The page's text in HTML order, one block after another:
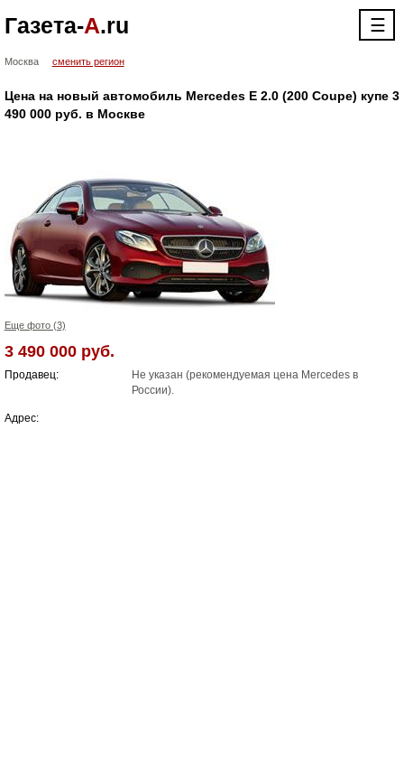
Газета-А.ru ☰
Москва сменить регион
Цена на новый автомобиль Mercedes E 2.0 (200 Coupe) купе 3
490 000 руб. в Москве
Еще фото (3)
3 490 000 руб.
Продавец:
Не указан (рекомендуемая цена Mercedes в
России).
Адрес: